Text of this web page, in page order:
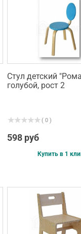
Стул детский
голубой, рост 2
( 0 )
598 руб
Купить в 1